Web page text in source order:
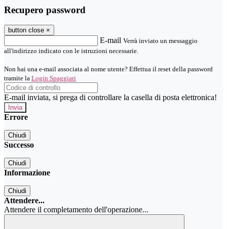
Recupero password
button close ×
E-mail Verrà inviato un messaggio
all'indirizzo indicato con le istruzioni necessarie.
Non hai una e-mail associata al nome utente? Effettua il reset della password
tramite la Login Spaggiari
E-mail inviata, si prega di controllare la casella di posta elettronica!
Errore
Chiudi
Successo
Chiudi
Informazione
Chiudi
Attendere...
Attendere il completamento dell'operazione...